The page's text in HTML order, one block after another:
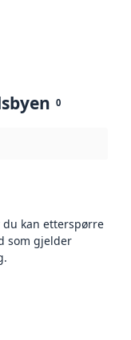
0
kan etterspørre
som gjelder